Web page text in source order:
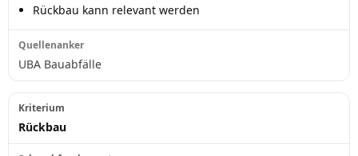
Rückbau kann relevant werden
UBA Bauabfälle
Rückbau